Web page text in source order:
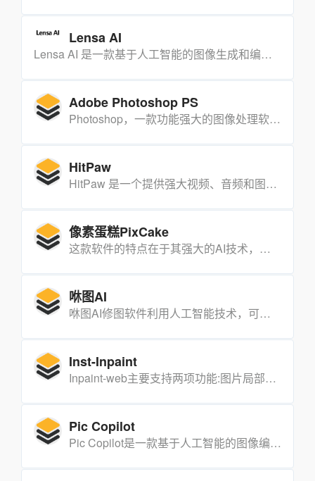
Lensa AI
Lensa AI 是一款基于人工智能的图像生成和编辑工具，它可以根据您的文字描述生成图像，也可以对现有图像进行编辑和增强。
Adobe Photoshop PS
Photoshop，一款功能强大的图像处理软件。
HitPaw
HitPaw 是一个提供强大视频、音频和图片解决方案的平台，由一系列多媒体工具组成，旨在帮助用户在各种媒体内容上进行创作、编辑和转换。
像素蛋糕PixCake
这款软件的特点在于其强大的AI技术，能够实现Raw转档、极致人像处理、实时预览、批量处理等功能，同时具备中性灰磨皮、一键液化、一键背景修复等技术，确保修图效果达到商业级标准。
咻图AI
咻图AI修图软件利用人工智能技术，可以自动识别照片中的人物、场景、色彩等元素，并根据用户的需求和喜好，进行一键美化、调色、液化等操作。
Inst-Inpaint
Inpaint-web主要支持两项功能:图片局部清除和将模糊的图片变成高分辨率清晰图片。
Pic Copilot
Pic Copilot是一款基于人工智能的图像编辑和创作工具，旨在帮助用户轻松地进行图片处理和创意设计。它利用先进的AI技术，为用户提供了一系列强大的功能，使得即使是没有专业设计背景的用户也能够创作出高质量的图像内容。